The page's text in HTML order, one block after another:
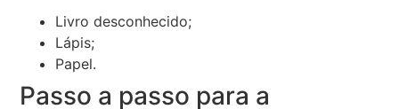
Livro desconhecido;
Lápis;
Papel.
Passo a passo para a